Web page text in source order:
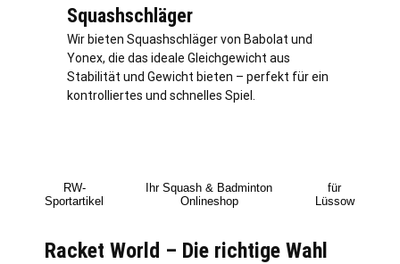
Squashschläger
Wir bieten Squashschläger von Babolat und
Yonex, die das ideale Gleichgewicht aus
Stabilität und Gewicht bieten – perfekt für ein
kontrolliertes und schnelles Spiel.
RW-
Sportartikel
Ihr Squash & Badminton
Onlineshop
für
Lüssow
Racket World – Die richtige Wahl